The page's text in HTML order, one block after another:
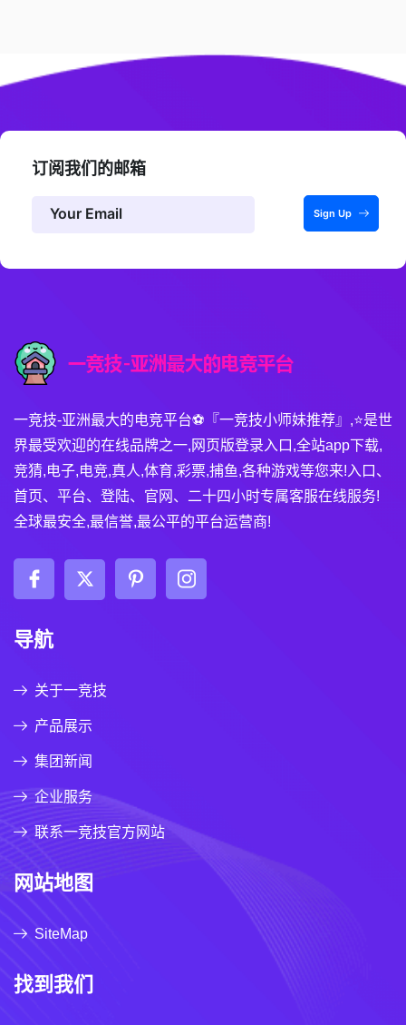
订阅我们的邮箱
Sign Up
一竞技-亚洲最大的电竞平台⚽️『一竞技小师妹推荐』,⭐️是世
界最受欢迎的在线品牌之一,网页版登录入口,全站app下载,
竞猜,电子,电竞,真人,体育,彩票,捕鱼,各种游戏等您来!入口、
首页、平台、登陆、官网、二十四小时专属客服在线服务!
全球最安全,最信誉,最公平的平台运营商!
导航
关于一竞技
产品展示
集团新闻
企业服务
联系一竞技官方网站
网站地图
SiteMap
找到我们